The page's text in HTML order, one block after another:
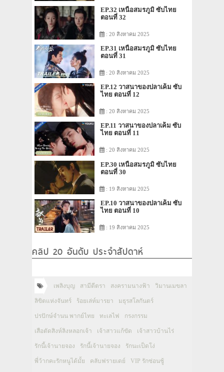
EP.32 เหนือสมรภูมิ ซับไทย
ตอนที่ 32
: 20 สิงหาคม 2025
EP.31 เหนือสมรภูมิ ซับไทย
ตอนที่ 31
: 20 สิงหาคม 2025
EP.12 วาสนาของปลาเค็ม ซับ
ไทย ตอนที่ 12
: 20 สิงหาคม 2025
EP.11 วาสนาของปลาเค็ม ซับ
ไทย ตอนที่ 11
: 20 สิงหาคม 2025
EP.30 เหนือสมรภูมิ ซับไทย
ตอนที่ 30
: 19 สิงหาคม 2025
EP.10 วาสนาของปลาเค็ม ซับ
ไทย ตอนที่ 10
: 19 สิงหาคม 2025
คลิป 20 อันดับ ประจำสัปดาห์
เพลิงบุญ สามีตีตรา สงครามนางฟ้า วิมานเมขลา
ลิขิตแห่งจันทร์ ร้อยเล่ห์มารยา มธุรสโลกันตร์
ปรปักษ์จำนน พากย์ไทย ทะเลไฟ กรงกรรม
เสือตัดสิงห์ลิงหลอกเจ้า เจ้าสาวแก้ขัด เจ้าสาวบ้านไร่
รักนี้เจ้านายจอง รักนี้เจ้านายจอง รักนะเป็ดโง่
พี่ว้ากคะรักหนูได้มั้ย คลับฟรายเดย์ VIP รักซ่อนชู้